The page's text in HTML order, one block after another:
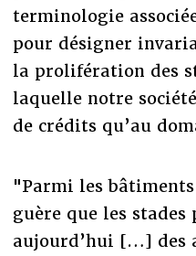
terminologie
pour désigner
la prolifération des
laquelle notre
de crédits qu’au
"Parmi les
guère que les
aujourd’hui […] des